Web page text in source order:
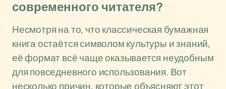
современного читателя?
Несмотря на то, что классическая бумажная
книга остаётся символом культуры и знаний,
её формат всё чаще оказывается неудобным
для повседневного использования. Вот
несколько причин, которые объясняют этот